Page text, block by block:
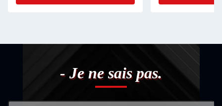
- Je ne sais pas.